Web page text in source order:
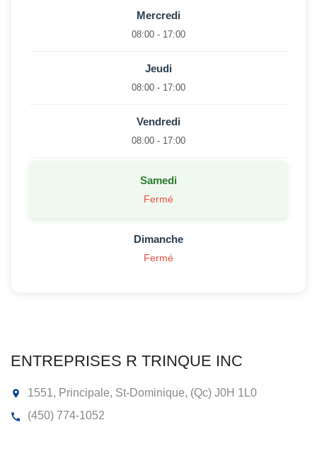
Mercredi
08:00 - 17:00
Jeudi
08:00 - 17:00
Vendredi
08:00 - 17:00
Samedi
Fermé
Dimanche
Fermé